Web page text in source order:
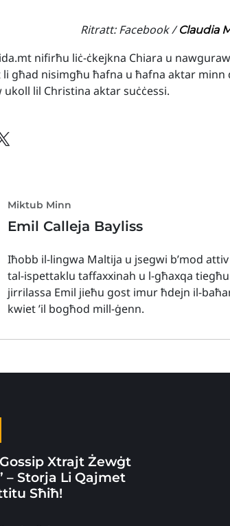
Ritratt: Facebook /Claudia
nifirħu liċ-ċkejkna Chiara u
għad nisimgħu ħafna u ħafna aktar minn
lil Christina aktar suċċessi.
Miktub Minn
Emil Calleja Bayliss
Iħobb il-lingwa Maltija u jsegwi b’mod
tal-ispettaklu taffaxxinah u l-għaxqa
jirrilassa Emil jieħu gost imur ħdejn il-
kwiet ’il bogħod mill-ġenn.
Xtrajt Żewġt
– Storja Li Qajmet
Sħiħ!